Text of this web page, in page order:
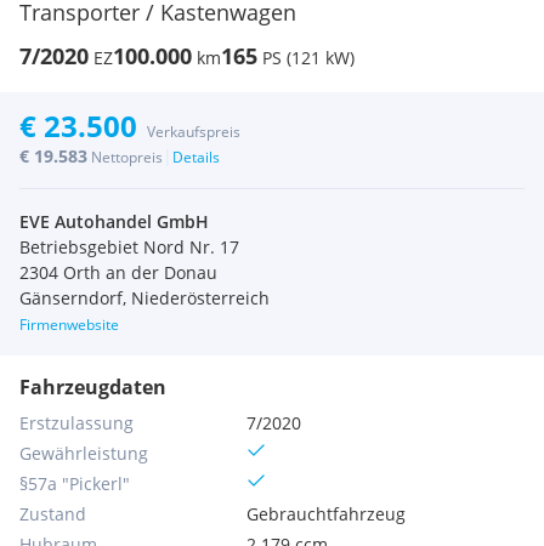
Transporter / Kastenwagen
7/2020 EZ100.000 km165 PS (121 kW)
€ 23.500 Verkaufspreis
€ 19.583 Nettopreis Details
EVE Autohandel GmbH
Betriebsgebiet Nord Nr. 17
2304 Orth an der Donau
Gänserndorf, Niederösterreich
Firmenwebsite
Fahrzeugdaten
Erstzulassung
7/2020
Gewährleistung
§57a "Pickerl"
Zustand
Gebrauchtfahrzeug